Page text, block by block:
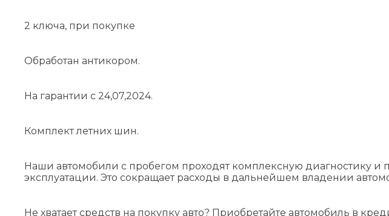
2 ключа, при покупке
Обработан антикором.
На гарантии с 24,07,2024.
Комплект летних шин.
Наши автомобили с пробегом проходят комплексную диагностику
эксплуатации. Это сокращает расходы в дальнейшем владении
Не хватает средств на покупку авто? Приобретайте автомобиль в